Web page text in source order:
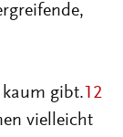
gibt.12
vielleicht